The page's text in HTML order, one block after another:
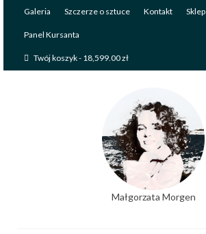
Galeria Szczerze o sztuce Kontakt Sklep
Panel Kursanta
Twój koszyk- 18,599.00zł
Małgorzata Morgen